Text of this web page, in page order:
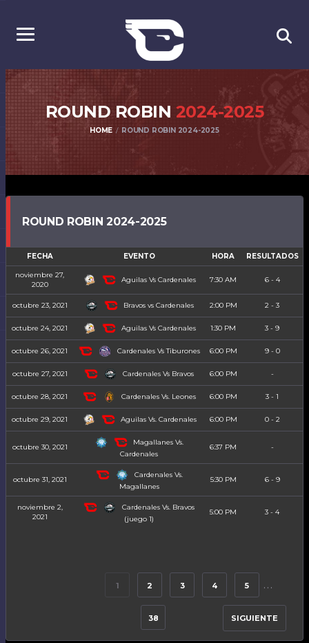
ROUND ROBIN 2024-2025
HOME ROUND ROBIN 2024-2025
ROUND ROBIN 2024-2025
FECHA EVENTO HORA RESULTADOS
noviembre 27,
2020
Aguilas Vs Cardenales 7:30 AM 6 - 4
octubre 23, 2021 Bravos vs Cardenales 2:00 PM 2 - 3
octubre 24, 2021 Aguilas Vs Cardenales 1:30 PM 3 - 9
octubre 26, 2021 Cardenales Vs Tiburones 6:00 PM 9 - 0
octubre 27, 2021 Cardenales Vs Bravos 6:00 PM -
octubre 28, 2021 Cardenales Vs. Leones 6:00 PM 3 - 1
octubre 29, 2021 Aguilas Vs. Cardenales 6:00 PM 0 - 2
octubre 30, 2021
Magallanes Vs.
Cardenales
6:37 PM -
octubre 31, 2021
Cardenales Vs.
Magallanes
5:30 PM 6 - 9
noviembre 2,
2021
Cardenales Vs. Bravos
(juego 1)
5:00 PM 3 - 4
1 2 3 4 5 …
38 SIGUIENTE